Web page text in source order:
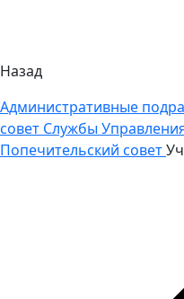
Назад
Административные
совет Службы
Попечительский совет